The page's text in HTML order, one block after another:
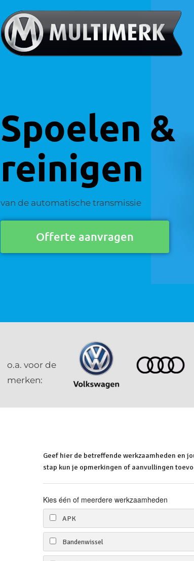
Spoelen &
reinigen
van de automatische transmissie
Offerte aanvragen
o.a. voor de
merken: